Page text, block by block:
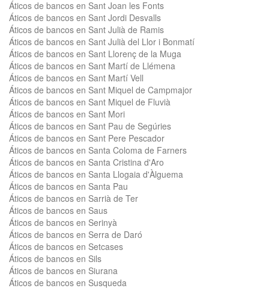
Áticos de bancos en Sant Joan les Fonts
Áticos de bancos en Sant Jordi Desvalls
Áticos de bancos en Sant Julià de Ramis
Áticos de bancos en Sant Julià del Llor i Bonmatí
Áticos de bancos en Sant Llorenç de la Muga
Áticos de bancos en Sant Martí de Llémena
Áticos de bancos en Sant Martí Vell
Áticos de bancos en Sant Miquel de Campmajor
Áticos de bancos en Sant Miquel de Fluvià
Áticos de bancos en Sant Mori
Áticos de bancos en Sant Pau de Segúries
Áticos de bancos en Sant Pere Pescador
Áticos de bancos en Santa Coloma de Farners
Áticos de bancos en Santa Cristina d'Aro
Áticos de bancos en Santa Llogaia d'Àlguema
Áticos de bancos en Santa Pau
Áticos de bancos en Sarrià de Ter
Áticos de bancos en Saus
Áticos de bancos en Serinyà
Áticos de bancos en Serra de Daró
Áticos de bancos en Setcases
Áticos de bancos en Sils
Áticos de bancos en Siurana
Áticos de bancos en Susqueda